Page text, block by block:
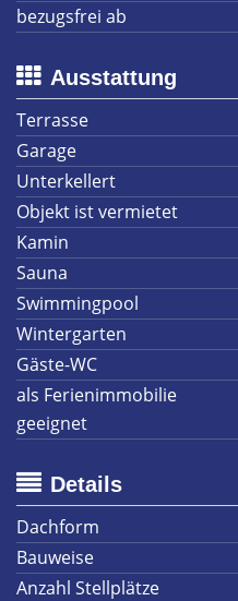
bezugsfrei ab
Ausstattung
Terrasse
Garage
Unterkellert
Objekt ist vermietet
Kamin
Sauna
Swimmingpool
Wintergarten
Gäste-WC
als Ferienimmobilie
geeignet
Details
Dachform
Bauweise
Anzahl Stellplätze